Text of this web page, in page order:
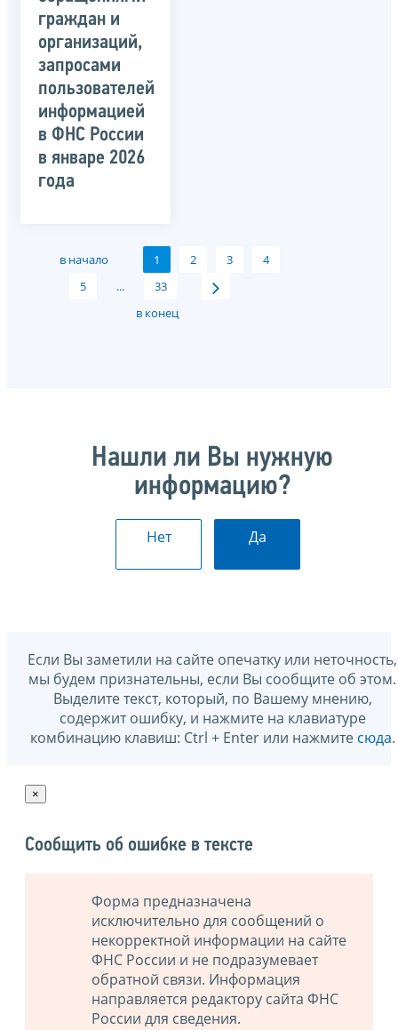
граждан и
организаций,
запросами
пользователей
информацией
в ФНС России
в январе 2026
года
в начало 1 2 3
4
5
...
33
в конец
Нашли ли Вы нужную
информацию?
Нет Да
Если Вы заметили на сайте опечатку или неточность,
мы будем признательны, если Вы сообщите об этом.
Выделите текст, который, по Вашему мнению,
содержит ошибку, и нажмите на клавиатуре
комбинацию клавиш: Ctrl + Enter или нажмите сюда.
×
Сообщить об ошибке в тексте
Форма предназначена
исключительно для сообщений о
некорректной информации на сайте
ФНС России и не подразумевает
обратной связи. Информация
направляется редактору сайта ФНС
России для сведения.